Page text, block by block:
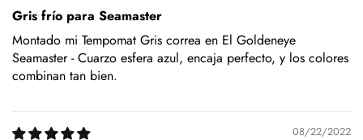
Gris frío para Seamaster
Montado mi Tempomat Gris correa en El Goldeneye
Seamaster - Cuarzo esfera azul, encaja perfecto, y los colores
combinan tan bien.
08/22/2022